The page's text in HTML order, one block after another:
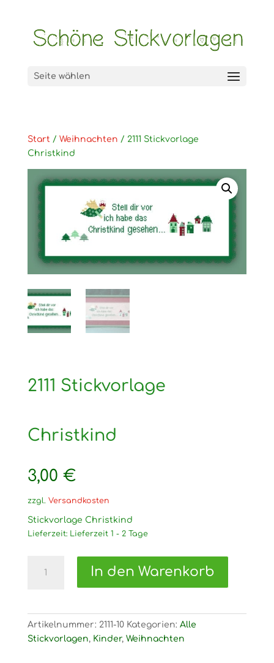
Seite wählen
Start / Weihnachten / 2111 Stickvorlage
Christkind
2111 Stickvorlage
Christkind
3,00 €
zzgl. Versandkosten
Stickvorlage Christkind
Lieferzeit: Lieferzeit 1 - 2 Tage
Stickvorlage
In den Warenkorb
Artikelnummer: 2111-10 Kategorien: Alle
Stickvorlagen, Kinder, Weihnachten